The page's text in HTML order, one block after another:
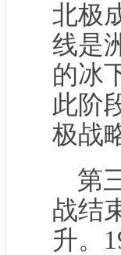
北极
线是
的冰
此阶
极战
第
战结
升。